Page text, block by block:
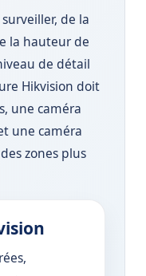
de la
la hauteur de
de détail
Hikvision doit
une caméra
une caméra
zones plus